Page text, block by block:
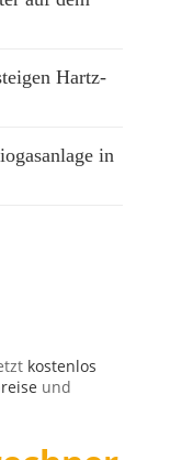
Hartz-
in
kostenlos
und